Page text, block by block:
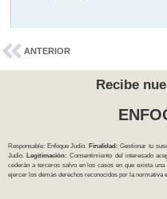
ANTERIOR
Recibe
Responsable: Enfoque Judío. Finalidad: Gestionar tu
Judío. Legitimación: Consentimiento del interesado
cederán a terceros salvo en los casos en que exista una
ejercer los demás derechos reconocidos por la normativa